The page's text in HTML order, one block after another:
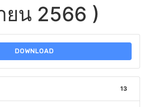
ยน 2566 )
DOWNLOAD
13